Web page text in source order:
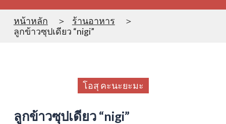
หน้าหลัก
ร้านอาหาร
ลูกข้าวซุปเดียว “nigi”
โอสุ คะนะยะมะ
ลูกข้าวซุปเดียว “nigi”